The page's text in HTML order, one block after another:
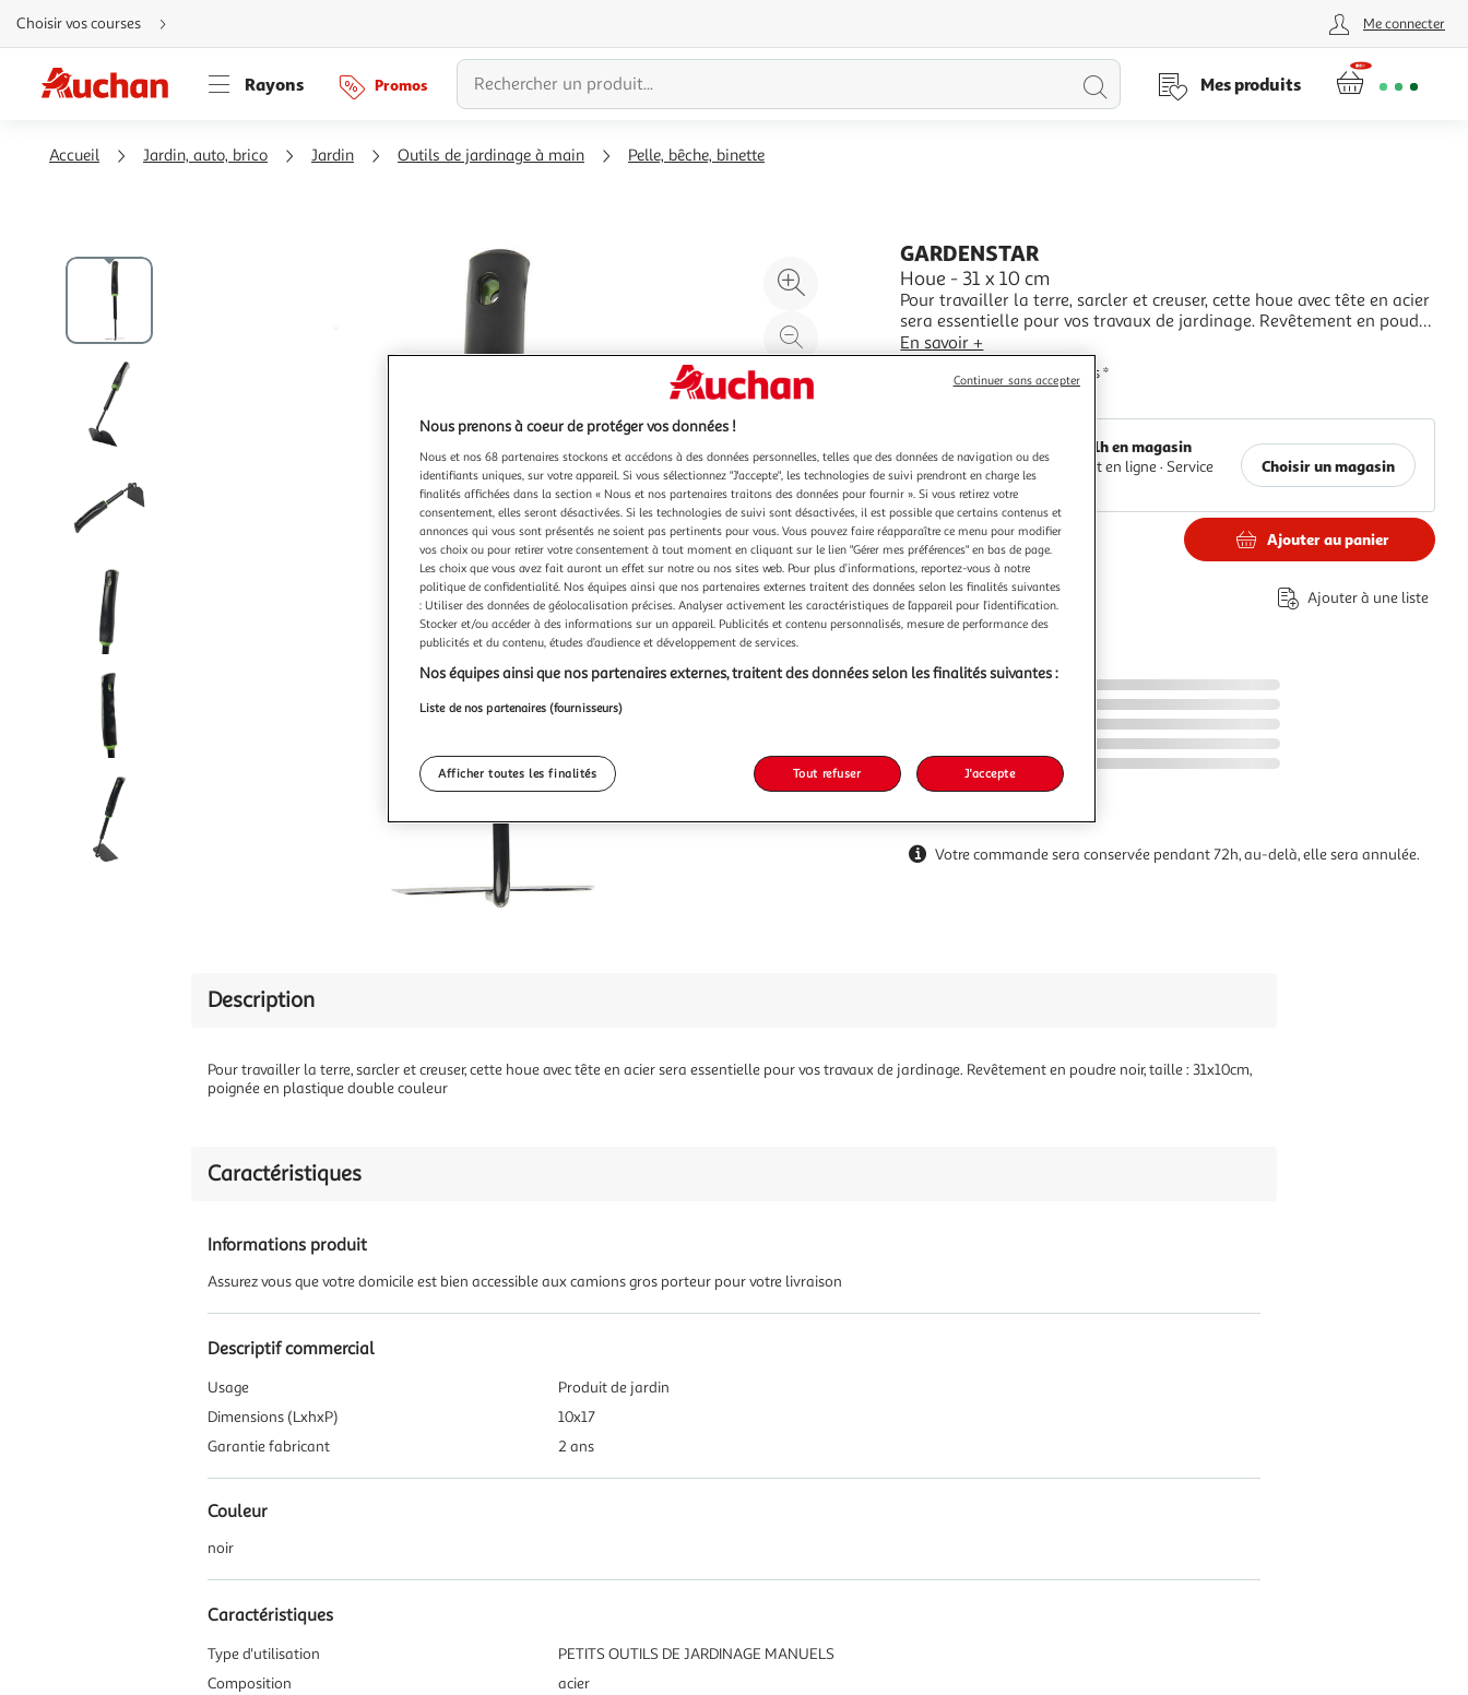
Aller
directement
au
Aller
directement
à
Aller
directement
Choisir vos courses Me connecter
Rayons Promos
Lancer
Mes produits
Accueil Jardin, auto, brico Jardin Outils de jardinage à main Pelle, bêche, binette
Agrandir
l'illustration
200%
l'illustration
à
%
Partager
produit
GARDENSTAR
Houe - 31 x 10 cm
Pour travailler la terre, sarcler et creuser, cette houe avec tête en acier
sera essentielle pour vos travaux de jardinage. Revêtement en poudre
noir, taille : 31x10cm, poignée en plastique double couleur
En savoir +
Garantie fabricant: 2 ans *
Choisir un magasin
Retrait 1h en magasin
Paiement en ligne ·Service
2,99€
2,99€ / pce
Ajouter au panier
Ajouter à une liste
Votre commande sera conservée pendant 72h, au-delà, elle sera annulée.
Description
Pour travailler la terre, sarcler et creuser, cette houe avec tête en acier sera essentielle pour vos travaux de jardinage. Revêtement en poudre noir, taille : 31x10cm,
poignée en plastique double couleur
Caractéristiques
Informations produit
Assurez vous que votre domicile est bien accessible aux camions gros porteur pour votre livraison
Descriptif commercial
Usage
Produit de jardin
Dimensions (LxhxP)
10x17
Garantie fabricant
2 ans
Couleur
noir
Caractéristiques
Type d'utilisation
PETITS OUTILS DE JARDINAGE MANUELS
Composition
acier
Nous prenons à coeur de protéger vos données !
Nous et nos 68 partenaires stockons et accédons à des données personnelles, telles que des données de navigation ou des
identifiants uniques, sur votre appareil. Si vous sélectionnez "J'accepte", les technologies de suivi prendront en charge les
finalités affichées dans la section « Nous et nos partenaires traitons des données pour fournir ». Si vous retirez votre
consentement, elles seront désactivées. Si les technologies de suivi sont désactivées, il est possible que certains contenus et
annonces qui vous sont présentés ne soient pas pertinents pour vous. Vous pouvez faire réapparaître ce menu pour modifier
vos choix ou pour retirer votre consentement à tout moment en cliquant sur le lien "Gérer mes préférences" en bas de page.
Les choix que vous avez fait auront un effet sur notre ou nos sites web. Pour plus d’informations, reportez-vous à notre
politique de confidentialité. Nos équipes ainsi que nos partenaires externes traitent des données selon les finalités suivantes
: Utiliser des données de géolocalisation précises. Analyser activement les caractéristiques de l’appareil pour l’identification.
Stocker et/ou accéder à des informations sur un appareil. Publicités et contenu personnalisés, mesure de performance des
publicités et du contenu, études d’audience et développement de services.
Nos équipes ainsi que nos partenaires externes, traitent des données selon les finalités suivantes :
Liste de nos partenaires (fournisseurs)
Afficher toutes les finalités Tout refuser J'accepte
Continuer sans accepter